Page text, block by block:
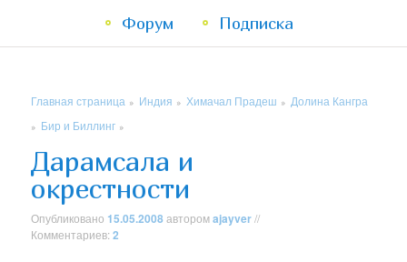
к
к
Форум Подписка
Главная страница » Индия » Химачал Прадеш » Долина Кангра
» Бир и Биллинг »
Дарамсала и
окрестности
Опубликовано 15.05.2008авторомajayver//
Комментариев:2